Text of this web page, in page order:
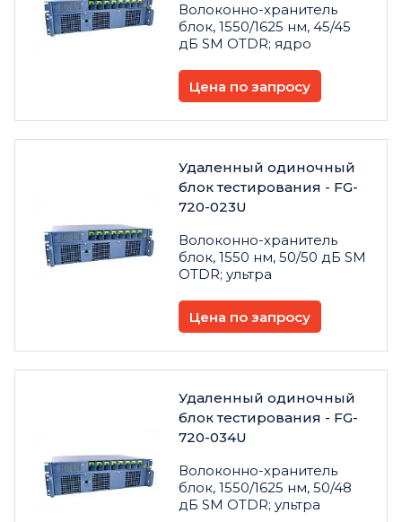
Волоконно-хранитель
блок, 1550/1625 нм, 45/45
дБ SM OTDR; ядро
Цена по запросу
Удаленный одиночный
блок тестирования - FG-
720-023U
Волоконно-хранитель
блок, 1550 нм, 50/50 дБ SM
OTDR; ультра
Цена по запросу
Удаленный одиночный
блок тестирования - FG-
720-034U
Волоконно-хранитель
блок, 1550/1625 нм, 50/48
дБ SM OTDR; ультра